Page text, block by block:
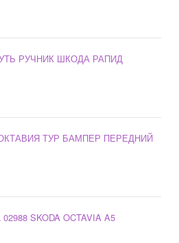
РУЧНИК ШКОДА РАПИД
ТУР БАМПЕР ПЕРЕДНИЙ
SKODA OCTAVIA A5